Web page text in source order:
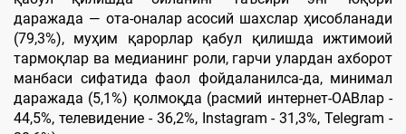
даражада — ота-оналар асосий шахслар ҳисобланади
(79,3%), муҳим қарорлар қабул қилишда ижтимоий
тармоқлар ва медианинг роли, гарчи улардан ахборот
манбаси сифатида фаол фойдаланилса-да, минимал
даражада (5,1%) қолмоқда (расмий интернет-ОАВлар -
44,5%, телевидение - 36,2%, Instagram - 31,3%, Telegram -